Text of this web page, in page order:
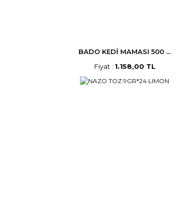
BADO KEDİ MAMASI 500 ...
Fiyat : 1.158,00 TL